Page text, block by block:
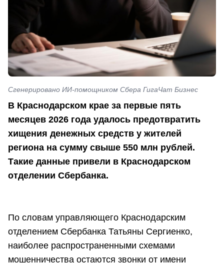
Сгенерировано ИИ-помощником Сбера ГигаЧат Бизнес
В Краснодарском крае за первые пять
месяцев 2026 года удалось предотвратить
хищения денежных средств у жителей
региона на сумму свыше 550 млн рублей.
Такие данные привели в Краснодарском
отделении Сбербанка.
По словам управляющего Краснодарским
отделением Сбербанка Татьяны Сергиенко,
наиболее распространенными схемами
мошенничества остаются звонки от имени